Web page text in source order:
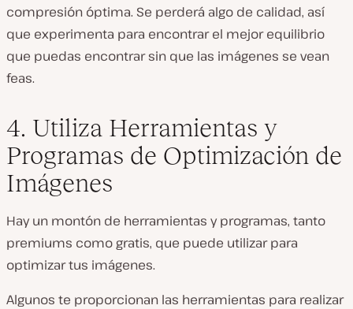
compresión óptima. Se perderá algo de calidad, así
que experimenta para encontrar el mejor equilibrio
que puedas encontrar sin que las imágenes se vean
feas.
4. Utiliza Herramientas y
Programas de Optimización de
Imágenes
Hay un montón de herramientas y programas, tanto
premiums como gratis, que puede utilizar para
optimizar tus imágenes.
Algunos te proporcionan las herramientas para realizar